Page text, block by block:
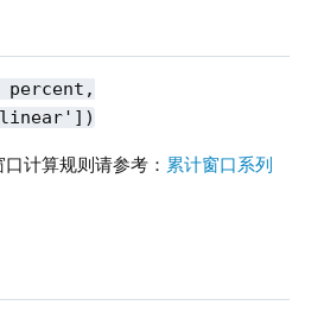
percent,
计算规则请参考： 累计窗口系列